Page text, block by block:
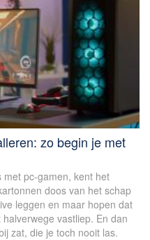
zo begin je met
pc-gamen, kent het
doos van het schap
leggen en maar hopen dat
vastliep. En dan
zat, die je toch nooit las.